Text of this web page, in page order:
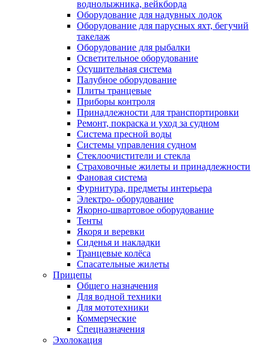
воднолыжника, вейкборда
Оборудование для надувных лодок
Оборудование для парусных яхт, бегучий
такелаж
Оборудование для рыбалки
Осветительное оборудование
Осушительная система
Палубное оборудование
Плиты транцевые
Приборы контроля
Принадлежности для транспортировки
Ремонт, покраска и уход за судном
Система пресной воды
Системы управления судном
Стеклоочистители и стекла
Страховочные жилеты и принадлежности
Фановая система
Фурнитура, предметы интерьера
Электро- оборудование
Якорно-швартовое оборудование
Тенты
Якоря и веревки
Сиденья и накладки
Транцевые колёса
Спасательные жилеты
Прицепы
Общего назначения
Для водной техники
Для мототехники
Коммерческие
Спецназначения
Эхолокация